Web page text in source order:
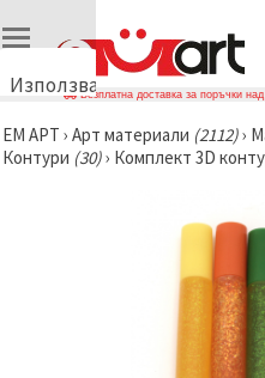
Използваме
🍪
Използваме
Безплатна доставка за поръчки
ЕМ АРТ › Арт материали (2112)›
Контури (30)› Комплект 3D